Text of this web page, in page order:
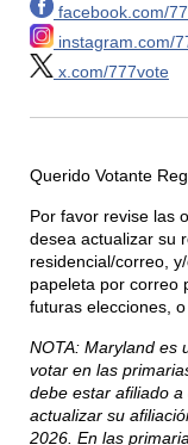
facebook.com/
instagram.com/
x.com/777vote
Querido Votante
Por favor revise las
desea actualizar su
residencial/correo,
papeleta por correo
futuras elecciones,
NOTA: Maryland es
votar en las
debe estar afiliado
actualizar su
2026. En las